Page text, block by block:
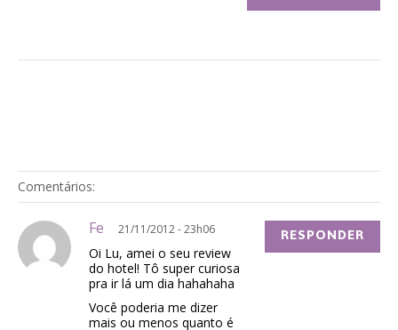
Comentários:
Fe 21/11/2012 - 23h06
Oi Lu, amei o seu review
do hotel! Tô super curiosa
pra ir lá um dia hahahaha
Você poderia me dizer
mais ou menos quanto é
RESPONDER